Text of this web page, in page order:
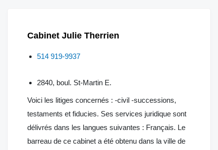
Cabinet Julie Therrien
514 919-9937
2840, boul. St-Martin E.
Voici les litiges concernés : -civil -successions,
testaments et fiducies. Ses services juridique sont
délivrés dans les langues suivantes : Français. Le
barreau de ce cabinet a été obtenu dans la ville de